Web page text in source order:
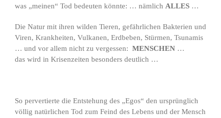
was „meinen“ Tod bedeuten könnte: … nämlich ALLES …
Die Natur mit ihren wilden Tieren, gefährlichen Bakterien und
Viren, Krankheiten, Vulkanen, Erdbeben, Stürmen, Tsunamis
… und vor allem nicht zu vergessen: MENSCHEN …
das wird in Krisenzeiten besonders deutlich …
So pervertierte die Entstehung des „Egos“ den ursprünglich
völlig natürlichen Tod zum Feind des Lebens und der Mensch